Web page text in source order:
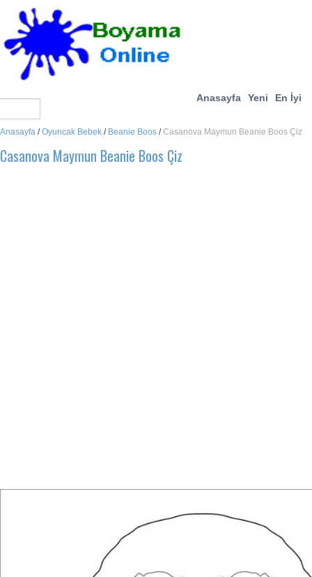
Anasayfa Yeni En İyi
Anasayfa /Oyuncak Bebek / Beanie Boos /Casanova Maymun Beanie Boos Çiz
Casanova Maymun Beanie Boos Çiz